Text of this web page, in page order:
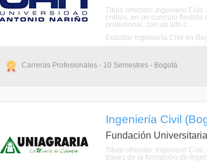
Título ofrecido: Ingeniero
crditos, en un currculo
profesional, con un alto c ...
Estudiar Ingeniería Civil en
Carreras Profesionales - 10 Semestres - Bogotá
Ingeniería Civil
Fundación
Título ofrecido: Ingeniero
través de la formación de